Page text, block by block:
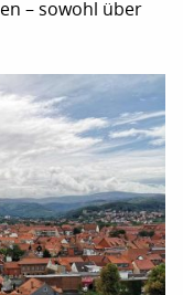
– sowohl über